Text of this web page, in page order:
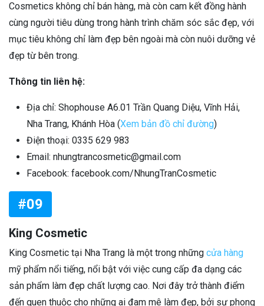
Cosmetics không chỉ bán hàng, mà còn cam kết đồng hành
cùng người tiêu dùng trong hành trình chăm sóc sắc đẹp, với
mục tiêu không chỉ làm đẹp bên ngoài mà còn nuôi dưỡng vẻ
đẹp từ bên trong.
Thông tin liên hệ:
Địa chỉ: Shophouse A6.01 Trần Quang Diệu, Vĩnh Hải,
Nha Trang, Khánh Hòa (Xem bản đồ chỉ đường)
Điện thoại: 0335 629 983
Email: nhungtrancosmetic@gmail.com
Facebook: facebook.com/NhungTranCosmetic
#09
King Cosmetic
King Cosmetic tại Nha Trang là một trong những cửa hàng
mỹ phẩm nổi tiếng, nổi bật với việc cung cấp đa dạng các
sản phẩm làm đẹp chất lượng cao. Nơi đây trở thành điểm
đến quen thuộc cho những ai đam mê làm đẹp, bởi sự phong